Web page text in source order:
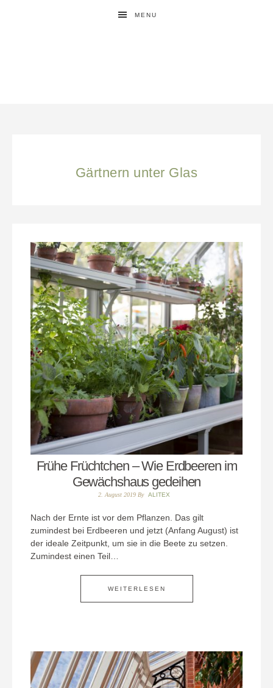
MENU
Gärtnern unter Glas
Frühe Früchtchen – Wie Erdbeeren im
Gewächshaus gedeihen
2. August 2019 By ALITEX
Nach der Ernte ist vor dem Pflanzen. Das gilt
zumindest bei Erdbeeren und jetzt (Anfang August) ist
der ideale Zeitpunkt, um sie in die Beete zu setzen.
Zumindest einen Teil…
WEITERLESEN